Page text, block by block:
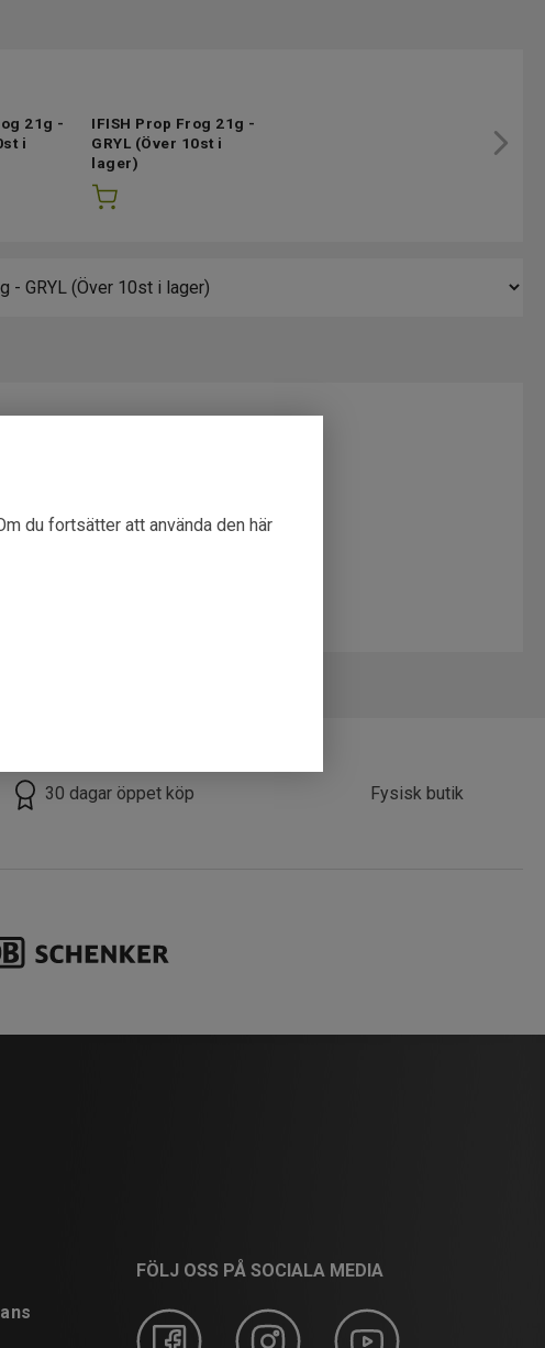
du fortsätter att använda den här
21g -
i
IFISH Prop Frog 21g -
GRYL (Över 10st i
lager)
30 dagar öppet köp Fysisk butik
FÖLJ OSS PÅ SOCIALA MEDIA